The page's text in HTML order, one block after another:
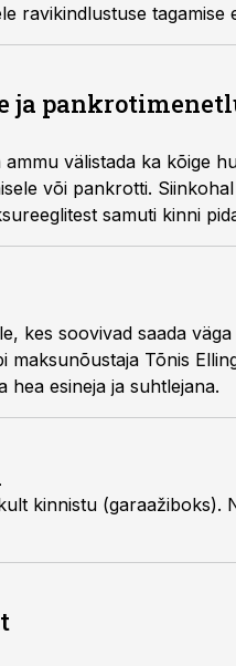
ravikindlustuse tagamise
ja
välistada ka kõige
või pankrotti.
kes soovivad saada väga
maksunõustaja Tõnis
hea esineja ja suhtlejana.
kinnistu (garaažiboks).